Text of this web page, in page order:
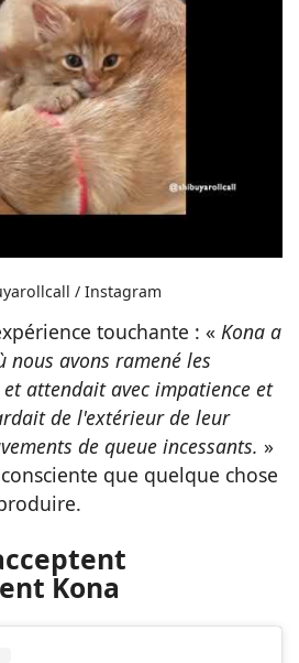
/ Instagram
touchante : « Kona a
nous avons ramené les
attendait avec impatience et
de l'extérieur de leur
de queue incessants. »
que quelque chose
Kona